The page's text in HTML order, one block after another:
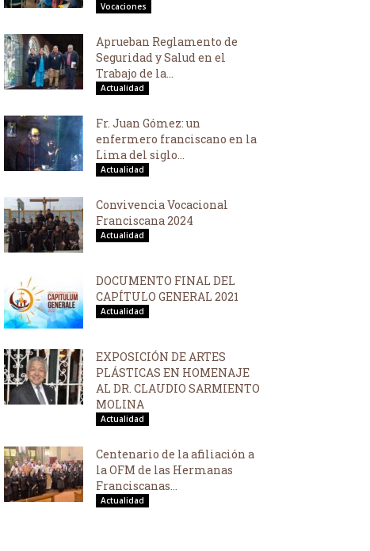
Vocaciones
Aprueban Reglamento de
Seguridad y Salud en el
Trabajo de la...
Actualidad
Fr. Juan Gómez: un
enfermero franciscano en la
Lima del siglo...
Actualidad
Convivencia Vocacional
Franciscana 2024
Actualidad
DOCUMENTO FINAL DEL
CAPÍTULO GENERAL 2021
Actualidad
EXPOSICIÓN DE ARTES
PLÁSTICAS EN HOMENAJE
AL DR. CLAUDIO SARMIENTO
MOLINA
Actualidad
Centenario de la afiliación a
la OFM de las Hermanas
Franciscanas...
Actualidad